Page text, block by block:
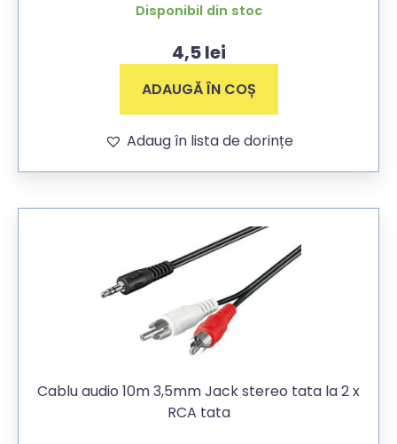
Disponibil din stoc
4,5lei
ADAUGĂ ÎN COȘ
Adaug în lista de dorințe
Cablu audio 10m 3,5mm Jack stereo tata la 2 x
RCA tata